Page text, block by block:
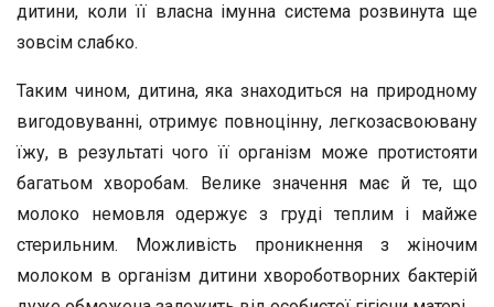
дитини, коли її власна імунна система розвинута ще
зовсім слабко.
Таким чином, дитина, яка знаходиться на природному
вигодовуванні, отримує повноцінну, легкозасвоювану
їжу, в результаті чого її організм може протистояти
багатьом хворобам. Велике значення має й те, що
молоко немовля одержує з груді теплим і майже
стерильним. Можливість проникнення з жіночим
молоком в організм дитини хвороботворних бактерій